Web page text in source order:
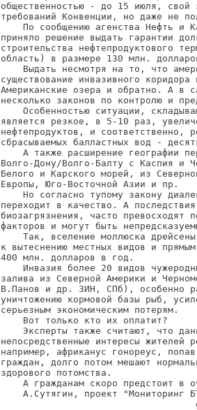
общественностью - до 15 июля, свой
требований Конвенции, но даже не
По сообщению агенства Нефть и
приняло решение выдать гарантии
строительства нефтепродуктового
область) в размере 130 млн.
Выдать несмотря на то, что
существование инвазивного
Американские озера и обратно. А в
несколько законов по контролю и
Особенностью ситуации,
является резкое, в 5-10 раз,
нефтепродуктов, и соответственно,
сбрасываемых балластных вод -
А также расширение географии
Волго-Дону/Волго-Балту с Каспия и
Белого и Карского морей, из
Европы, Юго-Восточной Азии и пр.
Но согласно тупому закону
переходит в качество. А
биозагрязнения, часто превосходят
факторов и могут быть
Так, вселение моллюска
к вытеснению местных видов и
400 млн. долларов в год.
Инвазия более 20 видов
залива из Северной Америки и
В.Панов и др. ЗИН, СПб), особенно
уничтожению кормовой базы рыб,
серьезным экономическим потерям.
    Вот только кто их оплатит?
Эксперты также считают, что
непосредственные интересы жителей
например, африканус гонореус,
граждан, долго потом мешают
здорового потомства.
А гражданам скоро предстоит в
А.Сутягин, проект "Мониторинг